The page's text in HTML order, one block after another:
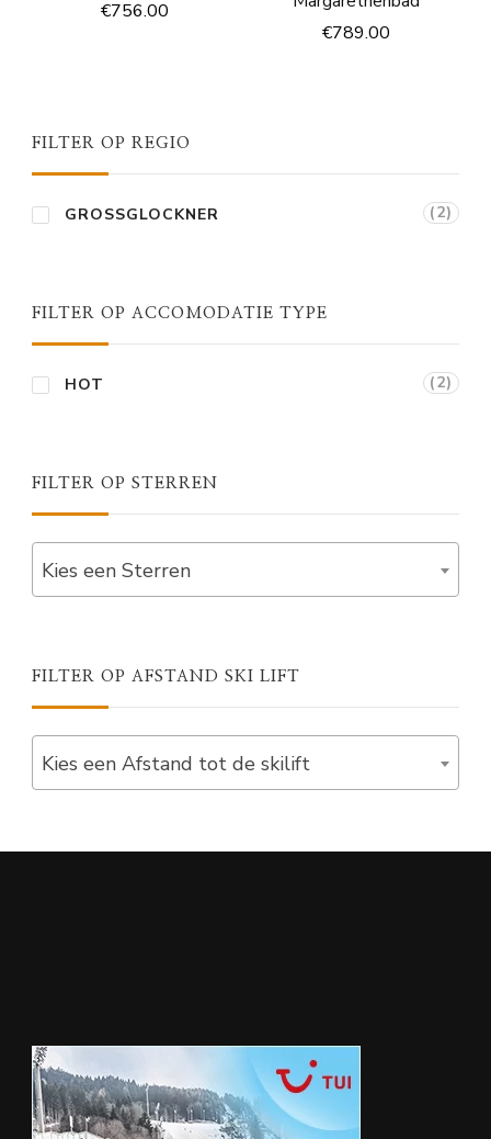
€756.00
€789.00
FILTER OP REGIO
GROSSGLOCKNER (2)
FILTER OP ACCOMODATIE TYPE
HOT (2)
FILTER OP STERREN
Kies een Sterren
FILTER OP AFSTAND SKI LIFT
Kies een Afstand tot de skilift